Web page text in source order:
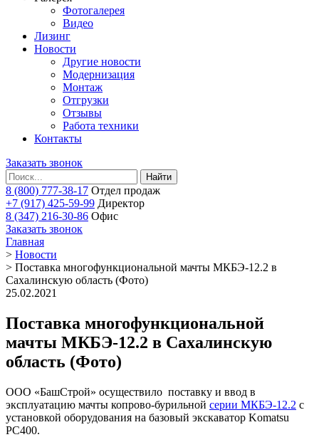
Фотогалерея
Видео
Лизинг
Новости
Другие новости
Модернизация
Монтаж
Отгрузки
Отзывы
Работа техники
Контакты
Заказать звонок
Найти
8 (800) 777-38-17 Отдел продаж
+7 (917) 425-59-99 Директор
8 (347) 216-30-86 Офис
Заказать звонок
Главная
> Новости
> Поставка многофункциональной мачты МКБЭ-12.2 в
Сахалинскую область (Фото)
25.02.2021
Поставка многофункциональной
мачты МКБЭ-12.2 в Сахалинскую
область (Фото)
ООО «БашСтрой» осуществило поставку и ввод в
эксплуатацию мачты копрово-бурильной серии МКБЭ-12.2 с
установкой оборудования на базовый экскаватор Komatsu
PC400.